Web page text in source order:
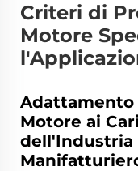
Criteri di
Motore
Adattamento
Motore ai
dell'Industria